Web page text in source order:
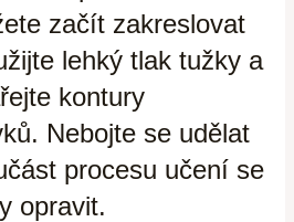
začít zakreslovat
lehký tlak tužky a
kontury
Nebojte se udělat
procesu učení se
opravit.